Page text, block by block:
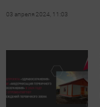
03 апреля 2024, 11:03